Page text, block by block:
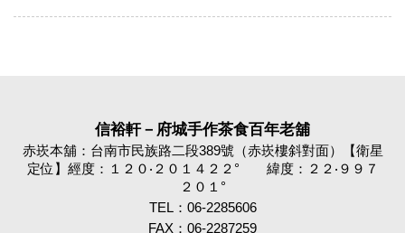
信裕軒－府城手作茶食百年老舖
赤崁本舖：台南市民族路二段389號（赤崁樓斜對面）【衛星
定位】經度：１２０‧２０１４２２° 緯度：２２‧９９７
２０１°
TEL：06-2285606
FAX：06-2287259